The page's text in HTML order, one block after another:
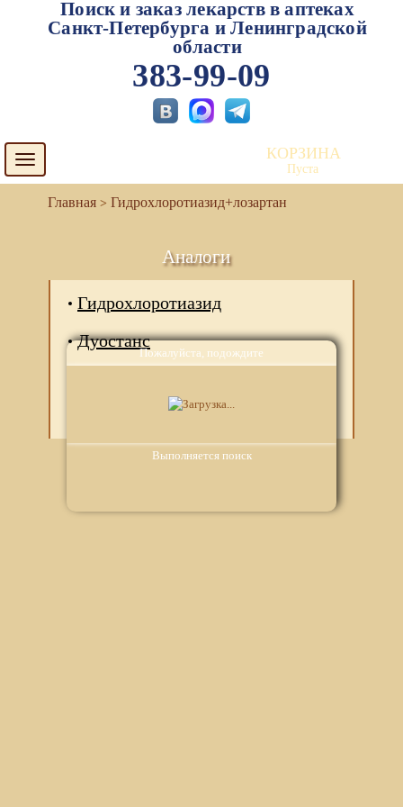
Пожалуйста, подождите
Выполняется поиск
Поиск и заказ лекарств в аптеках
Санкт-Петербурга и Ленинградской
области
383-99-09
Toggle
navigation
КОРЗИНА
Пуста
Гидрохлоротиазид+лозартан
Аналоги
Гидрохлоротиазид
Дуостанс